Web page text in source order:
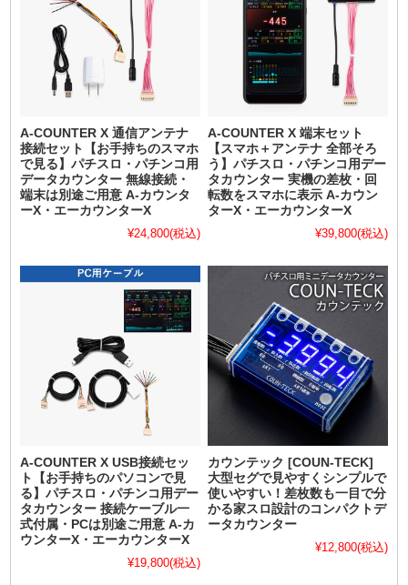
A-COUNTER X 通信アンテナ
接続セット【お手持ちのスマホ
で見る】パチスロ・パチンコ用
データカウンター 無線接続・
端末は別途ご用意 A-カウンタ
ーX・エーカウンターX
¥24,800(税込)
A-COUNTER X 端末セット
【スマホ＋アンテナ 全部そろ
う】パチスロ・パチンコ用デー
タカウンター 実機の差枚・回
転数をスマホに表示 A-カウン
ターX・エーカウンターX
¥39,800(税込)
A-COUNTER X USB接続セッ
ト【お手持ちのパソコンで見
る】パチスロ・パチンコ用デー
タカウンター 接続ケーブル一
式付属・PCは別途ご用意 A-カ
ウンターX・エーカウンターX
¥19,800(税込)
カウンテック [COUN-TECK]
大型セグで見やすくシンプルで
使いやすい！差枚数も一目で分
かる家スロ設計のコンパクトデ
ータカウンター
¥12,800(税込)